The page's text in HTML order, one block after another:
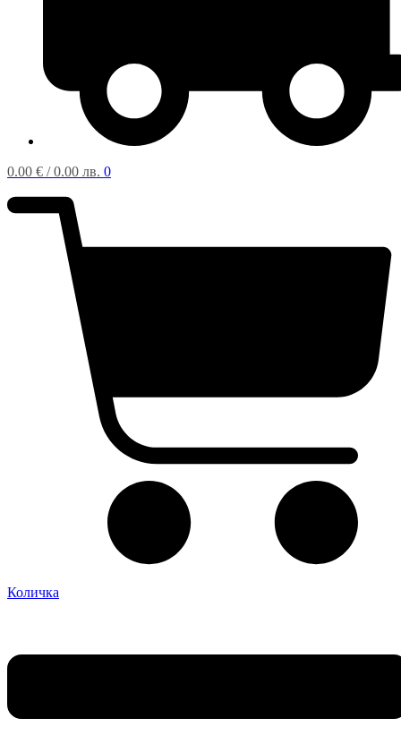
0.00 € / 0.00 лв. 0
Количка